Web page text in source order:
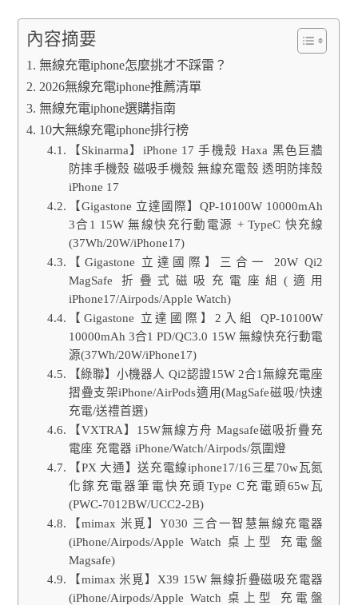
內容摘要
無線充電iphone怎麼挑才不踩雷？
2026無線充電iphone推薦清單
無線充電iphone選購指南
10大無線充電iphone排行榜
【Skinarma】iPhone 17 手機殼 Haxa 黑色巨牆
防摔手機殼 磁吸手機殼 無線充電殼 透明防摔殼
iPhone 17
【Gigastone 立達國際】QP-10100W 10000mAh
3合1 15W 無線快充行動電源 + TypeC 快充線
(37Wh/20W/iPhone17)
【Gigastone 立達國際】三合一 20W Qi2
MagSafe 折疊式磁吸充電座組(適用
iPhone17/Airpods/Apple Watch)
【Gigastone 立達國際】2入組 QP-10100W
10000mAh 3合1 PD/QC3.0 15W 無線快充行動電
源(37Wh/20W/iPhone17)
【綠聯】小機器人 Qi2認證15W 2合1無線充電座
摺疊支架iPhone/AirPods適用(MagSafe磁吸/快速
充電/送禮首選)
【VXTRA】15W無線方舟 Magsafe磁吸折疊充
電座 充電器 iPhone/Watch/Airpods/氛圍燈
【PX 大通】送充電線iphone17/16三星70w瓦氮
化鎵充電器筆電快充頭Type C充電頭65w瓦
(PWC-7012BW/UCC2-2B)
【mimax 米覓】Y030 三合一智慧無線充電器
(iPhone/Airpods/Apple Watch 桌上型 充電盤
Magsafe)
【mimax 米覓】X39 15W 無線折疊磁吸充電器
(iPhone/Airpods/Apple Watch 桌上型 充電盤